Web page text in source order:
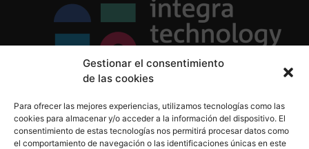
Gestionar el consentimiento
de las cookies
Para ofrecer las mejores experiencias, utilizamos tecnologías como las
cookies para almacenar y/o acceder a la información del dispositivo. El
consentimiento de estas tecnologías nos permitirá procesar datos como
el comportamiento de navegación o las identificaciones únicas en este
Política de Cookies
Aviso Legal